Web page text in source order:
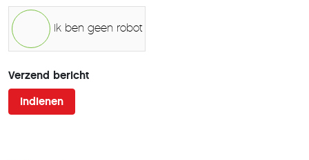
Ik ben geen robot
Verzend bericht
Indienen